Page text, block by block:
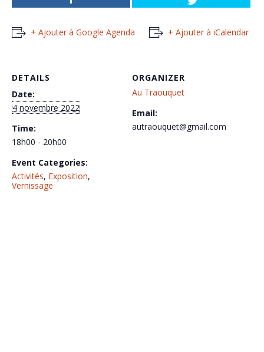
+ Ajouter à Google Agenda + Ajouter à iCalendar
DETAILS
Date:
4 novembre 2022
Time:
18h00 - 20h00
Event Categories:
Activités, Exposition,
Vernissage
ORGANIZER
Au Traouquet
Email:
autraouquet@gmail.com